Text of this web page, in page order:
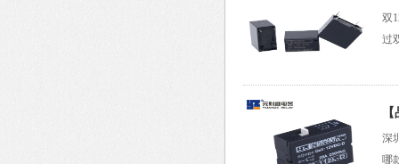
双
过
深
哪